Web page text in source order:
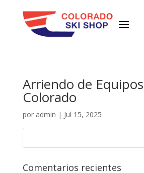
Arriendo de
Colorado
por admin | Jul 15, 2025
Comentarios recientes